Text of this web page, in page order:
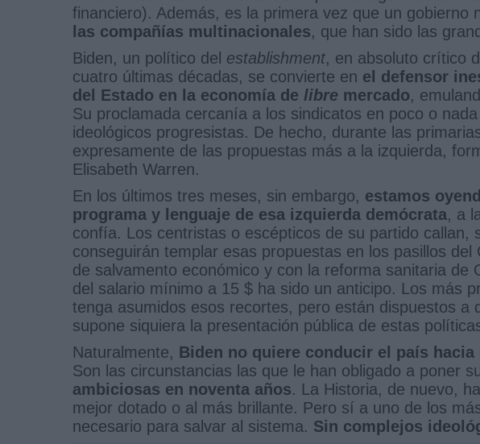
financiero). Además, es la primera vez que un gobierno
las compañías multinacionales, que han sido las
Biden, un político del establishment, en absoluto crítico
cuatro últimas décadas, se convierte en el defensor
del Estado en la economía de libre mercado,
Su proclamada cercanía a los sindicatos en poco o
ideológicos progresistas. De hecho, durante las
expresamente de las propuestas más a la izquierda,
Elisabeth Warren.
En los últimos tres meses, sin embargo, estamos
programa y lenguaje de esa izquierda demócrata, a
confía. Los centristas o escépticos de su partido callan,
conseguirán templar esas propuestas en los pasillos
de salvamento económico y con la reforma sanitaria de
del salario mínimo a 15 $ ha sido un anticipo. Los más
tenga asumidos esos recortes, pero están dispuestos a
supone siquiera la presentación pública de estas
Naturalmente, Biden no quiere conducir el país
Son las circunstancias las que le han obligado a poner
ambiciosas en noventa años. La Historia, de nuevo,
mejor dotado o al más brillante. Pero sí a uno de los
necesario para salvar al sistema. Sin complejos